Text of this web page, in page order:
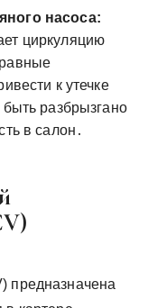
насоса:
циркуляцию
к утечке
разбрызгано
в салон․
предназначена